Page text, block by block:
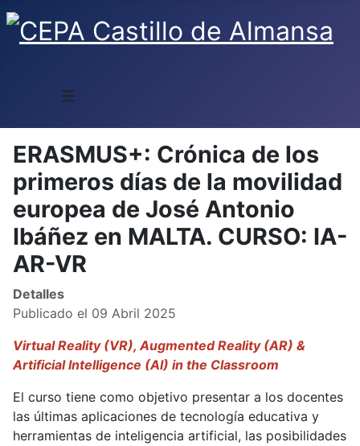
≡
ERASMUS+: Crónica de los
primeros días de la movilidad
europea de José Antonio
Ibáñez en MALTA. CURSO: IA-
AR-VR
Detalles
Publicado el 09 Abril 2025
Virtual Reality (VR), Augmented Reality (AR) &
Artificial Intelligence (AI) in the Classroom
El curso tiene como objetivo presentar a los docentes
las últimas aplicaciones de tecnología educativa y
herramientas de inteligencia artificial, las posibilidades